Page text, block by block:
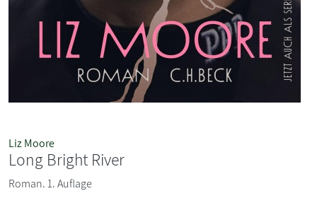
Liz Moore
Long Bright River
Roman. 1. Auflage